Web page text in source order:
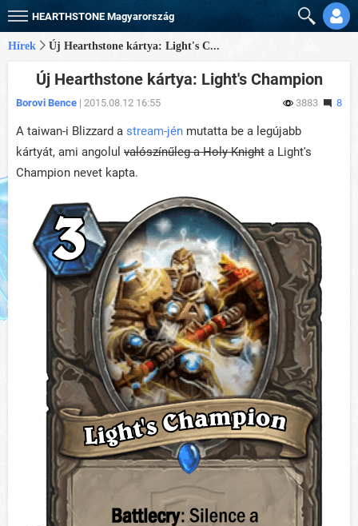
HEARTHSTONE Magyarország
Hírek Új Hearthstone kártya: Light's C...
Új Hearthstone kártya: Light's Champion
Borovi Bence | 2015.08.12 16:55 3883 8
A taiwan-i Blizzard a stream-jén mutatta be a legújabb
kártyát, ami angolul valószínűleg a Holy Knight a Light's
Champion nevet kapta.